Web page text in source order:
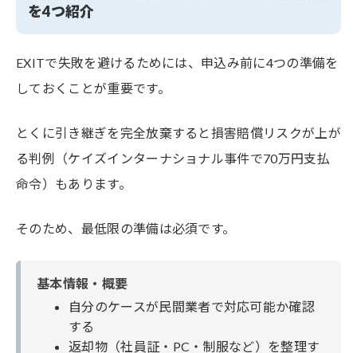
を4つ紹介
EXITで失敗を避けるためには、申込み前に4つの準備を
しておくことが重要です。
とくに引き継ぎを完全放棄すると損害賠償リスクが上が
る判例（ケイズインターナショナル事件で70万円支払
命令）もあります。
そのため、最低限の準備は必須です。
基本情報・概要
自分のケースが民間業者で対応可能か確認
する
返却物（社員証・PC・制服など）を整理す